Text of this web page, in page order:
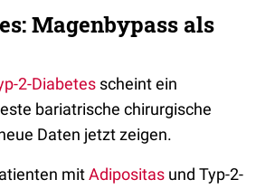
Magenbypass als
2-Diabetes scheint ein
bariatrische chirurgische
Daten jetzt zeigen.
mitAdipositas und Typ-2-